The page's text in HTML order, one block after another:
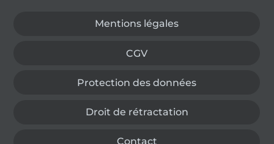
Mentions légales
CGV
Protection des données
Droit de rétractation
Contact